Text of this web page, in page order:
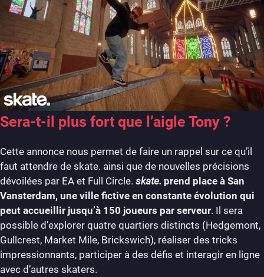
Sera-t-il plus fort que l’aigle Tony ?
Cette annonce nous permet de faire un rappel sur ce qu’il
faut attendre de skate. ainsi que de nouvelles précisions
dévoilées par EA et Full Circle. skate. prend place à San
Vansterdam, une ville fictive en constante évolution qui
peut accueillir jusqu’à 150 joueurs par serveur. Il sera
possible d’explorer quatre quartiers distincts (Hedgemont,
Gullcrest, Market Mile, Brickswich), réaliser des tricks
impressionnants, participer à des défis et interagir en ligne
avec d’autres skaters.